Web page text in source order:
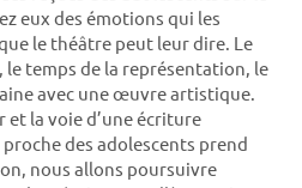
eux des émotions qui les
le théâtre peut leur dire. Le
le temps de la représentation, le
avec une œuvre artistique.
et la voie d’une écriture
des adolescents prend
nous allons poursuivre